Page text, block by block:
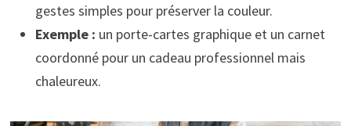
gestes simples pour préserver la couleur.
Exemple : un porte-cartes graphique et un carnet
coordonné pour un cadeau professionnel mais
chaleureux.